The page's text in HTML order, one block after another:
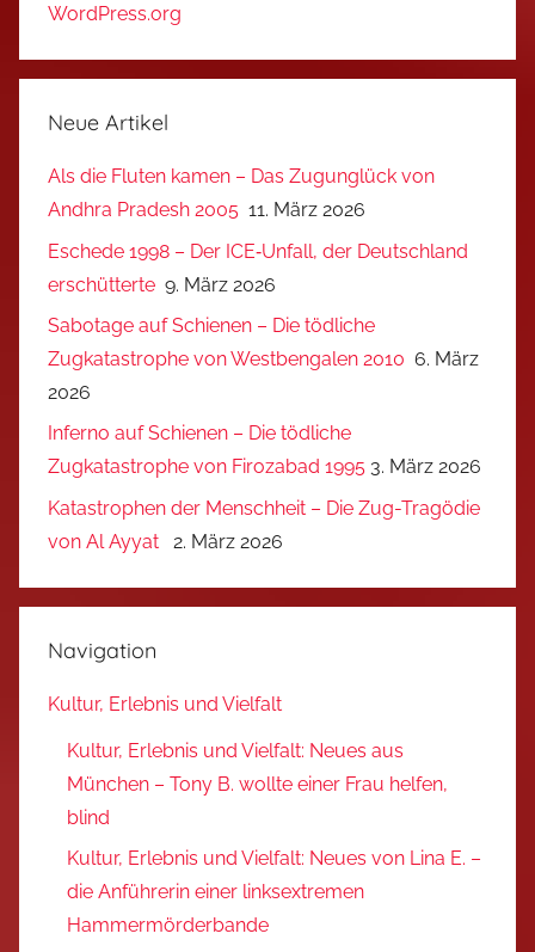
WordPress.org
Neue Artikel
Als die Fluten kamen – Das Zugunglück von
Andhra Pradesh 2005 11. März 2026
Eschede 1998 – Der ICE‑Unfall, der Deutschland
erschütterte 9. März 2026
Sabotage auf Schienen – Die tödliche
Zugkatastrophe von Westbengalen 2010 6. März
2026
Inferno auf Schienen – Die tödliche
Zugkatastrophe von Firozabad 1995 3. März 2026
Katastrophen der Menschheit – Die Zug-Tragödie
von Al Ayyat
2. März 2026
Navigation
Kultur, Erlebnis und Vielfalt
Kultur, Erlebnis und Vielfalt: Neues aus
München – Tony B. wollte einer Frau helfen,
blind
Kultur, Erlebnis und Vielfalt: Neues von Lina E. –
die Anführerin einer linksextremen
Hammermörderbande